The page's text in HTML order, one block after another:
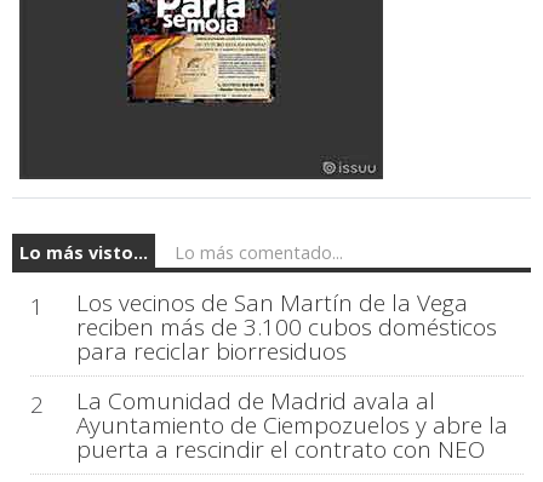
Lo más visto... Lo más comentado...
1 Los vecinos de San Martín de la Vega
reciben más de 3.100 cubos domésticos
para reciclar biorresiduos
2
La Comunidad de Madrid avala al
Ayuntamiento de Ciempozuelos y abre la
puerta a rescindir el contrato con NEO